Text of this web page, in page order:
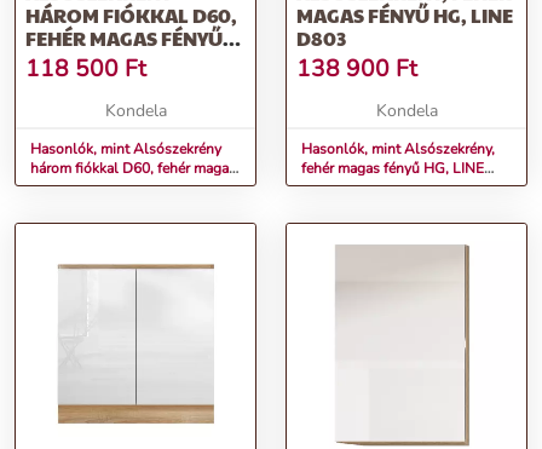
HÁROM FIÓKKAL D60,
FEHÉR MAGAS FÉNYŰ
HG, LINE
118 500 Ft
Kondela
Hasonlók, mint Alsószekrény
három fiókkal D60, fehér magas
fényű HG, LINE
MAGAS FÉNYŰ HG, LINE
D803
138 900 Ft
Kondela
Hasonlók, mint Alsószekrény,
fehér magas fényű HG, LINE
D803